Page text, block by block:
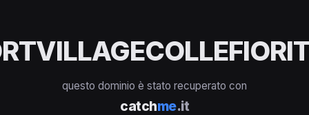
questo dominio è stato recuperato con
catchme.it